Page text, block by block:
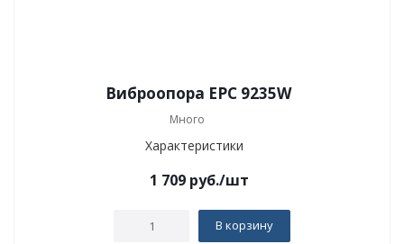
Виброопора EPC 9235W
Много
Характеристики
1 709руб./шт
В корзину